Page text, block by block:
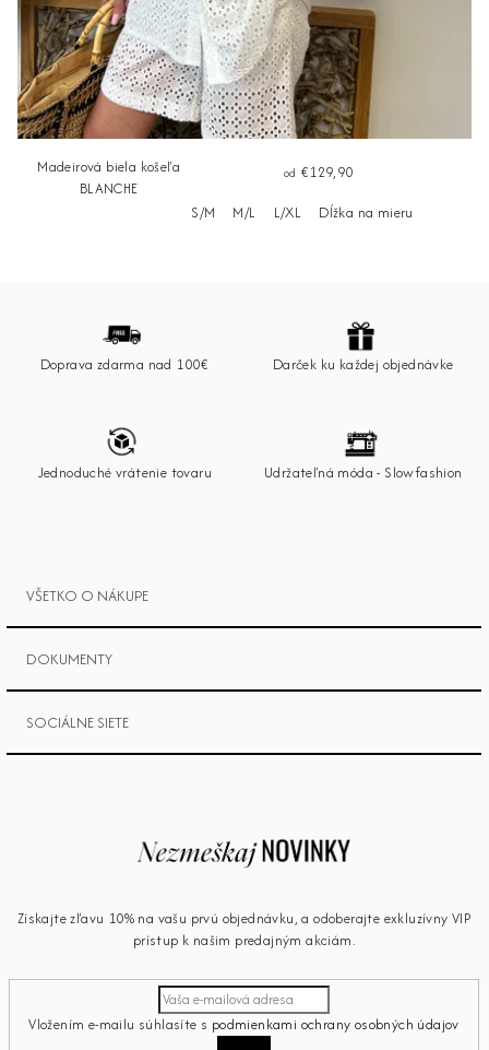
Madeirová biela košeľa
BLANCHE
od €129,90
S/M
M/L L/XL Dĺžka na mieru
Doprava zdarma nad 100€ Darček ku každej objednávke
Jednoduché vrátenie tovaru Udržateľná móda - Slowfashion
VŠETKO O NÁKUPE
DOKUMENTY
SOCIÁLNE SIETE
Získajte zľavu 10% na vašu prvú objednávku, a odoberajte exkluzívny VIP
prístup k našim predajným akciám.
Vložením e-mailu súhlasíte s podmienkami ochrany osobných údajov